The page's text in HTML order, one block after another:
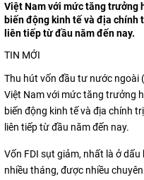
Việt Nam với mức tăng trưởng
biến động kinh tế và địa chính
liên tiếp từ đầu năm đến nay.
TIN MỚI
Thu hút vốn đầu tư nước ngoài
Việt Nam với mức tăng trưởng
biến động kinh tế và địa chính
liên tiếp từ đầu năm đến nay.
Vốn FDI sụt giảm, nhất là ở
nhiều tháng, được nhiều